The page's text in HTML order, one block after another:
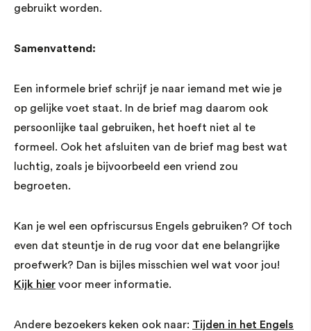
gebruikt worden.
Samenvattend:
Een informele brief schrijf je naar iemand met wie je
op gelijke voet staat. In de brief mag daarom ook
persoonlijke taal gebruiken, het hoeft niet al te
formeel. Ook het afsluiten van de brief mag best wat
luchtig, zoals je bijvoorbeeld een vriend zou
begroeten.
Kan je wel een opfriscursus Engels gebruiken? Of toch
even dat steuntje in de rug voor dat ene belangrijke
proefwerk? Dan is bijles misschien wel wat voor jou!
Kijk hier voor meer informatie.
Andere bezoekers keken ook naar: Tijden in het Engels